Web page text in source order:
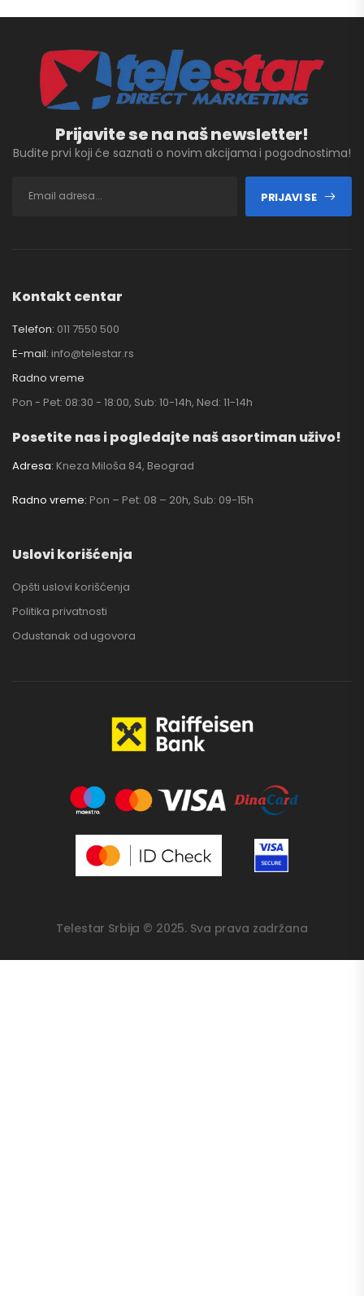
Prijavite se na naš newsletter!
Budite prvi koji će saznati o novim akcijama i pogodnostima!
PRIJAVI SE
Kontakt centar
Telefon: 011 7550 500
E-mail: info@telestar.rs
Radno vreme
Pon - Pet: 08:30 - 18:00, Sub: 10-14h, Ned: 11-14h
Posetite nas i pogledajte naš asortiman uživo!
Adresa: Kneza Miloša 84, Beograd
Radno vreme: Pon – Pet: 08 – 20h, Sub: 09-15h
Uslovi korišćenja
Opšti uslovi korišćenja
Politika privatnosti
Odustanak od ugovora
Telestar Srbija © 2025. Sva prava zadržana